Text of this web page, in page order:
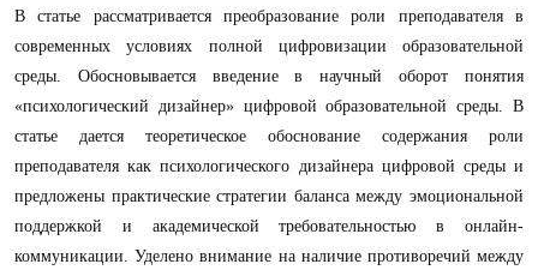
В статье рассматривается преобразование роли преподавателя в
современных условиях полной цифровизации образовательной
среды. Обосновывается введение в научный оборот понятия
«психологический дизайнер» цифровой образовательной среды. В
статье дается теоретическое обоснование содержания роли
преподавателя как психологического дизайнера цифровой среды и
предложены практические стратегии баланса между эмоциональной
поддержкой и академической требовательностью в онлайн-
коммуникации. Уделено внимание на наличие противоречий между